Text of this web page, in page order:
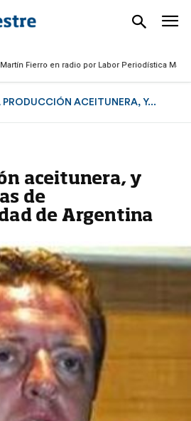
en radio por Labor Periodística Masculina
PRODUCCIÓN ACEITUNERA, Y...
aceitunera, y
de
de Argentina